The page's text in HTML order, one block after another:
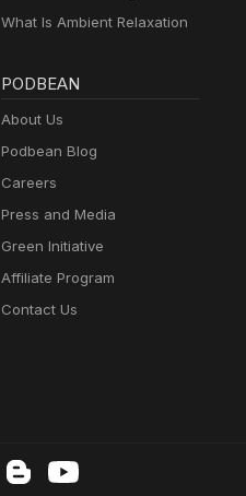
What Is Ambient Relaxation
PODBEAN
About Us
Podbean Blog
Careers
Press and Media
Green Initiative
Affiliate Program
Contact Us